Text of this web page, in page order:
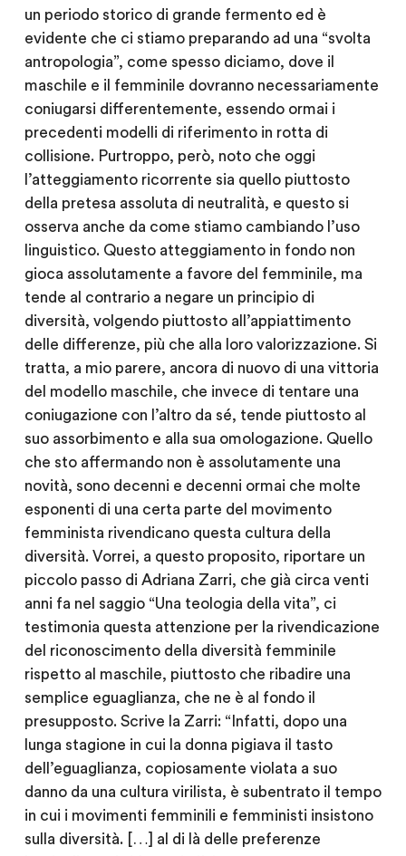
un periodo storico di grande fermento ed è
evidente che ci stiamo preparando ad una “svolta
antropologia”, come spesso diciamo, dove il
maschile e il femminile dovranno necessariamente
coniugarsi differentemente, essendo ormai i
precedenti modelli di riferimento in rotta di
collisione. Purtroppo, però, noto che oggi
l’atteggiamento ricorrente sia quello piuttosto
della pretesa assoluta di neutralità, e questo si
osserva anche da come stiamo cambiando l’uso
linguistico. Questo atteggiamento in fondo non
gioca assolutamente a favore del femminile, ma
tende al contrario a negare un principio di
diversità, volgendo piuttosto all’appiattimento
delle differenze, più che alla loro valorizzazione. Si
tratta, a mio parere, ancora di nuovo di una vittoria
del modello maschile, che invece di tentare una
coniugazione con l’altro da sé, tende piuttosto al
suo assorbimento e alla sua omologazione. Quello
che sto affermando non è assolutamente una
novità, sono decenni e decenni ormai che molte
esponenti di una certa parte del movimento
femminista rivendicano questa cultura della
diversità. Vorrei, a questo proposito, riportare un
piccolo passo di Adriana Zarri, che già circa venti
anni fa nel saggio “Una teologia della vita”, ci
testimonia questa attenzione per la rivendicazione
del riconoscimento della diversità femminile
rispetto al maschile, piuttosto che ribadire una
semplice eguaglianza, che ne è al fondo il
presupposto. Scrive la Zarri: “Infatti, dopo una
lunga stagione in cui la donna pigiava il tasto
dell’eguaglianza, copiosamente violata a suo
danno da una cultura virilista, è subentrato il tempo
in cui i movimenti femminili e femministi insistono
sulla diversità. […] al di là delle preferenze